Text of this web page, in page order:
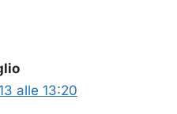
alle 13:20